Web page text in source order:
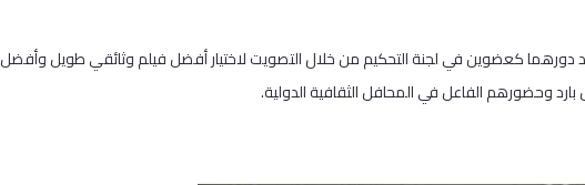
دورهما كعضوين في لجنة التحكيم من خلال التصويت لاختيار أفضل فيلم وثائقي طويل وأفضل
وحضورهم الفاعل في المحافل الثقافية الدولية.